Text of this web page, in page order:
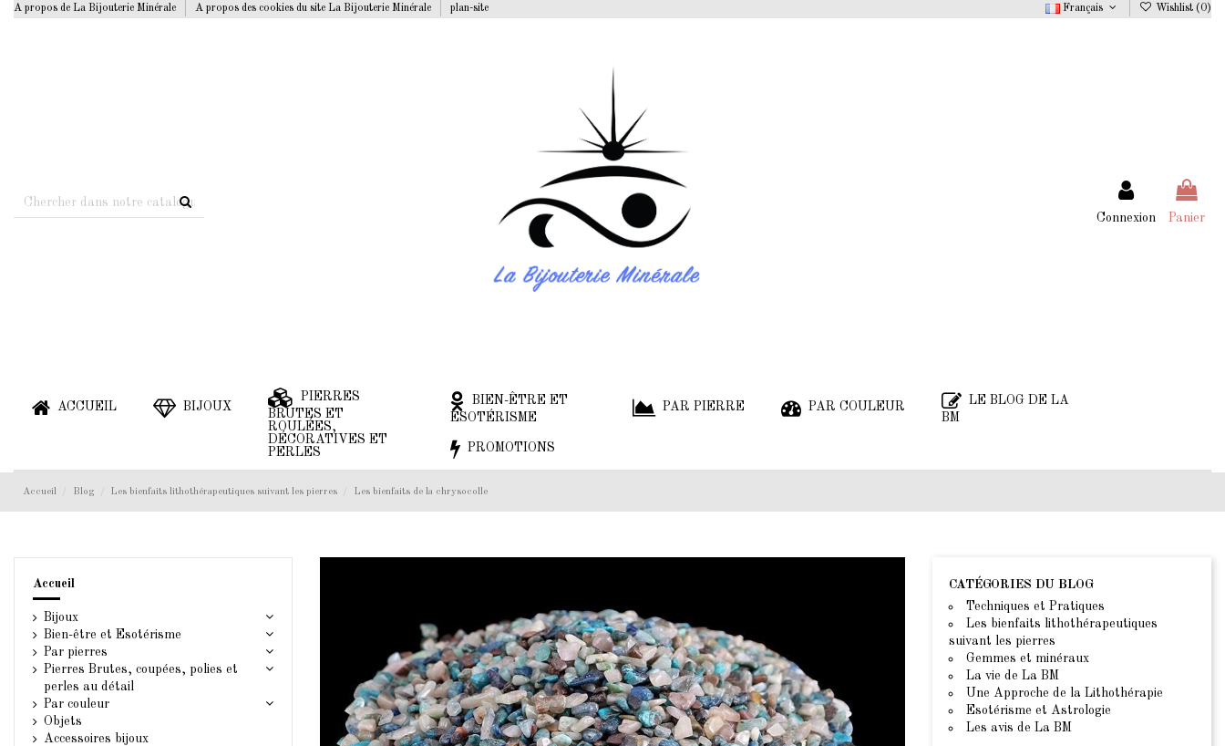
A propos de La Bijouterie Minérale A propos des cookies du site La Bijouterie Minérale plan-site Français Wishlist (0)
Connexion Panier
ACCUEIL BIJOUX
PIERRES
BRUTES ET
ROULÉES,
DÉCORATIVES ET
PERLES
BIEN-ÊTRE ET
ESOTÉRISME
PAR PIERRE PAR COULEUR
LE BLOG DE LA
BM
PROMOTIONS
Accueil Blog Les bienfaits lithothérapeutiques suivant les pierres Les bienfaits de la chrysocolle
Accueil
Bijoux
Bien-être et Esotérisme
Par pierres
Pierres Brutes, coupées, polies et
perles au détail
Par couleur
Objets
Accessoires bijoux
CATÉGORIES DU BLOG
Techniques et Pratiques
Les bienfaits lithothérapeutiques
suivant les pierres
Gemmes et minéraux
La vie de La BM
Une Approche de la Lithothérapie
Esotérisme et Astrologie
Les avis de La BM